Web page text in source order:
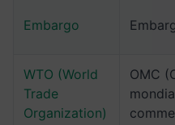
Embargo
WTO (World
Trade
Organization)
OMC